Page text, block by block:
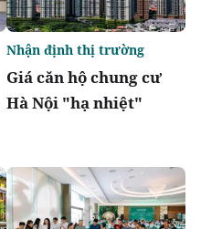
Giá căn hộ chung cư
Hà Nội "hạ nhiệt"
Nhận định thị trường